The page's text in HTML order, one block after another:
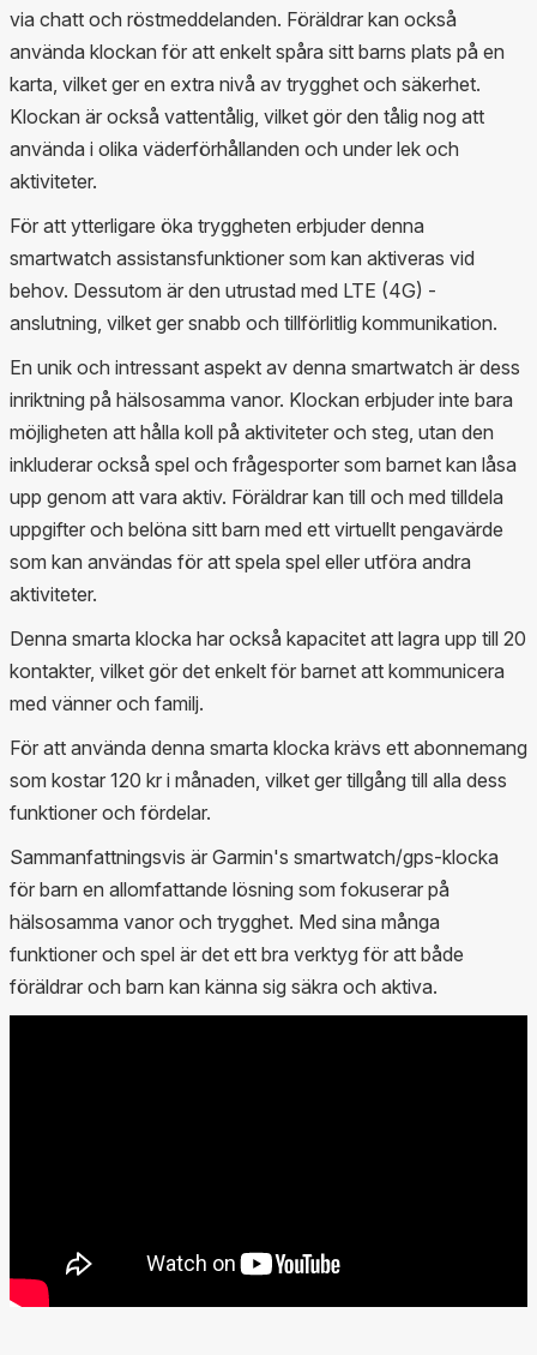
via chatt och röstmeddelanden. Föräldrar kan också
använda klockan för att enkelt spåra sitt barns plats på en
karta, vilket ger en extra nivå av trygghet och säkerhet.
Klockan är också vattentålig, vilket gör den tålig nog att
använda i olika väderförhållanden och under lek och
aktiviteter.
För att ytterligare öka tryggheten erbjuder denna
smartwatch assistansfunktioner som kan aktiveras vid
behov. Dessutom är den utrustad med LTE (4G) -
anslutning, vilket ger snabb och tillförlitlig kommunikation.
En unik och intressant aspekt av denna smartwatch är dess
inriktning på hälsosamma vanor. Klockan erbjuder inte bara
möjligheten att hålla koll på aktiviteter och steg, utan den
inkluderar också spel och frågesporter som barnet kan låsa
upp genom att vara aktiv. Föräldrar kan till och med tilldela
uppgifter och belöna sitt barn med ett virtuellt pengavärde
som kan användas för att spela spel eller utföra andra
aktiviteter.
Denna smarta klocka har också kapacitet att lagra upp till 20
kontakter, vilket gör det enkelt för barnet att kommunicera
med vänner och familj.
För att använda denna smarta klocka krävs ett abonnemang
som kostar 120 kr i månaden, vilket ger tillgång till alla dess
funktioner och fördelar.
Sammanfattningsvis är Garmin's smartwatch/gps-klocka
för barn en allomfattande lösning som fokuserar på
hälsosamma vanor och trygghet. Med sina många
funktioner och spel är det ett bra verktyg för att både
föräldrar och barn kan känna sig säkra och aktiva.